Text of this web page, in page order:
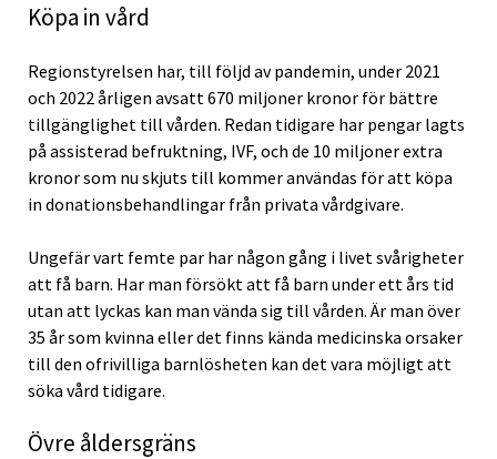
Köpa in vård
Regionstyrelsen har, till följd av pandemin, under 2021
och 2022 årligen avsatt 670 miljoner kronor för bättre
tillgänglighet till vården. Redan tidigare har pengar lagts
på assisterad befruktning, IVF, och de 10 miljoner extra
kronor som nu skjuts till kommer användas för att köpa
in donationsbehandlingar från privata vårdgivare.
Ungefär vart femte par har någon gång i livet svårigheter
att få barn. Har man försökt att få barn under ett års tid
utan att lyckas kan man vända sig till vården. Är man över
35 år som kvinna eller det finns kända medicinska orsaker
till den ofrivilliga barnlösheten kan det vara möjligt att
söka vård tidigare.
Övre åldersgräns